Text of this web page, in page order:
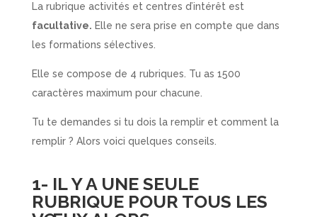
La rubrique activités et centres d’intérêt est
facultative. Elle ne sera prise en compte que dans
les formations sélectives.
Elle se compose de 4 rubriques. Tu as 1500
caractères maximum pour chacune.
Tu te demandes si tu dois la remplir et comment la
remplir ? Alors voici quelques conseils.
1- IL Y A UNE SEULE
RUBRIQUE POUR TOUS LES